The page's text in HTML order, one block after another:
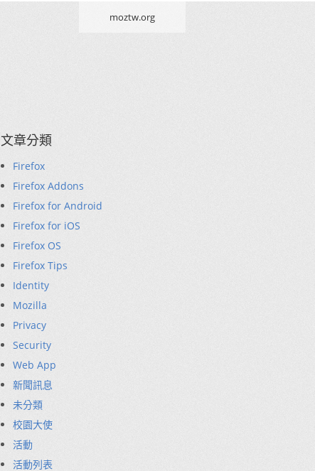
moztw.org
文章分類
Firefox
Firefox Addons
Firefox for Android
Firefox for iOS
Firefox OS
Firefox Tips
Identity
Mozilla
Privacy
Security
Web App
新聞訊息
未分類
校園大使
活動
活動列表